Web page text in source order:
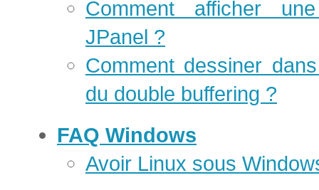
Comment afficher
JPanel ?
Comment dessiner
du double buffering ?
FAQ Windows
Avoir Linux sous